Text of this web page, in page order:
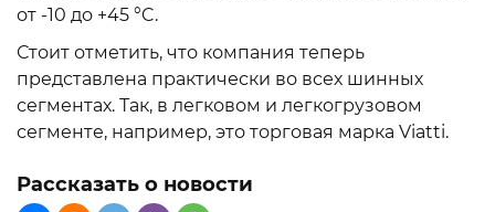
от -10 до +45 °C.
Стоит отметить, что компания теперь
представлена практически во всех шинных
сегментах. Так, в легковом и легкогрузовом
сегменте, например, это торговая марка Viatti.
Рассказать о новости